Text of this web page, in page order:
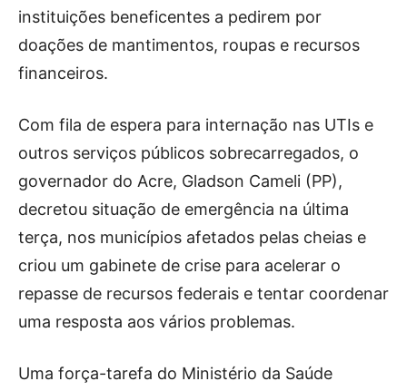
instituições beneficentes a pedirem por
doações de mantimentos, roupas e recursos
financeiros.
Com fila de espera para internação nas UTIs e
outros serviços públicos sobrecarregados, o
governador do Acre, Gladson Cameli (PP),
decretou situação de emergência na última
terça, nos municípios afetados pelas cheias e
criou um gabinete de crise para acelerar o
repasse de recursos federais e tentar coordenar
uma resposta aos vários problemas.
Uma força-tarefa do Ministério da Saúde